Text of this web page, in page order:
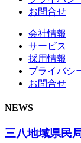
お問合せ
会社情報
サービス
採用情報
プライバシ
お問合せ
NEWS
三八地域県民